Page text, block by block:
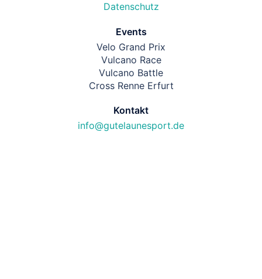
Datenschutz
Events
Velo Grand Prix
Vulcano Race
Vulcano Battle
Cross Renne Erfurt
Kontakt
info@gutelaunesport.de